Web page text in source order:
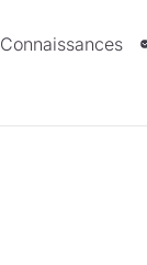
Connaissances